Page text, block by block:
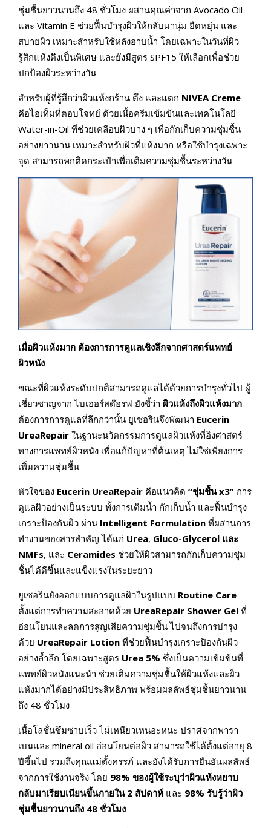
ชุ่มชื้นยาวนานถึง 48 ชั่วโมง ผสานคุณค่าจาก Avocado Oil
และ Vitamin E ช่วยฟื้นบำรุงผิวให้กลับมานุ่ม ยืดหยุ่น และ
สบายผิว เหมาะสำหรับใช้หลังอาบน้ำ โดยเฉพาะในวันที่ผิว
รู้สึกแห้งตึงเป็นพิเศษ และยังมีสูตร SPF15 ให้เลือกเพื่อช่วย
ปกป้องผิวระหว่างวัน
สำหรับผู้ที่รู้สึกว่าผิวแห้งกร้าน ตึง และแตก NIVEA Creme
คือไอเท็มที่ตอบโจทย์ ด้วยเนื้อครีมเข้มข้นและเทคโนโลยี
Water-in-Oil ที่ช่วยเคลือบผิวบาง ๆ เพื่อกักเก็บความชุ่มชื้น
อย่างยาวนาน เหมาะสำหรับผิวที่แห้งมาก หรือใช้บำรุงเฉพาะ
จุด สามารถพกติดกระเป๋าเพื่อเติมความชุ่มชื้นระหว่างวัน
เมื่อผิวแห้งมาก ต้องการการดูแลเชิงลึกจากศาสตร์แพทย์
ผิวหนัง
ขณะที่ผิวแห้งระดับปกติสามารถดูแลได้ด้วยการบำรุงทั่วไป ผู้
เชี่ยวชาญจาก ไบเออร์สด๊อรฟ ยังชี้ว่า ผิวแห้งถึงผิวแห้งมาก
ต้องการการดูแลที่ลึกกว่านั้น ยูเซอรินจึงพัฒนา Eucerin
UreaRepair ในฐานะนวัตกรรมการดูแลผิวแห้งที่อิงศาสตร์
ทางการแพทย์ผิวหนัง เพื่อแก้ปัญหาที่ต้นเหตุ ไม่ใช่เพียงการ
เพิ่มความชุ่มชื้น
หัวใจของ Eucerin UreaRepair คือแนวคิด “ชุ่มชื้น x3” การ
ดูแลผิวอย่างเป็นระบบ ทั้งการเติมน้ำ กักเก็บน้ำ และฟื้นบำรุง
เกราะป้องกันผิว ผ่าน Intelligent Formulation ที่ผสานการ
ทำงานของสารสำคัญ ได้แก่ Urea, Gluco-Glycerol และ
NMFs, และ Ceramides ช่วยให้ผิวสามารถกักเก็บความชุ่ม
ชื้นได้ดีขึ้นและแข็งแรงในระยะยาว
ยูเซอรินยังออกแบบการดูแลผิวในรูปแบบ Routine Care
ตั้งแต่การทำความสะอาดด้วย UreaRepair Shower Gel ที่
อ่อนโยนและลดการสูญเสียความชุ่มชื้น ไปจนถึงการบำรุง
ด้วย UreaRepair Lotion ที่ช่วยฟื้นบำรุงเกราะป้องกันผิว
อย่างล้ำลึก โดยเฉพาะสูตร Urea 5% ซึ่งเป็นความเข้มข้นที่
แพทย์ผิวหนังแนะนำ ช่วยเติมความชุ่มชื้นให้ผิวแห้งและผิว
แห้งมากได้อย่างมีประสิทธิภาพ พร้อมผลลัพธ์ชุ่มชื้นยาวนาน
ถึง 48 ชั่วโมง
เนื้อโลชั่นซึมซาบเร็ว ไม่เหนียวเหนอะหนะ ปราศจากพารา
เบนและ mineral oil อ่อนโยนต่อผิว สามารถใช้ได้ตั้งแต่อายุ 8
ปีขึ้นไป รวมถึงคุณแม่ตั้งครรภ์ และยังได้รับการยืนยันผลลัพธ์
จากการใช้งานจริง โดย 98% ของผู้ใช้ระบุว่าผิวแห้งหยาบ
กลับมาเรียบเนียนขึ้นภายใน 2 สัปดาห์ และ 98% รับรู้ว่าผิว
ชุ่มชื้นยาวนานถึง 48 ชั่วโมง